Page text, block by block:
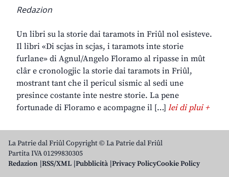
Redazion
Un libri su la storie dai taramots in Friûl nol esisteve.
Il libri «Di scjas in scjas, i taramots inte storie
furlane» di Agnul/Angelo Floramo al ripasse in mût
clâr e cronologjic la storie dai taramots in Friûl,
mostrant tant che il pericul sismic al sedi une
presince costante inte nestre storie. La pene
fortunade di Floramo e acompagne il […] lei di plui +
La Patrie dal Friûl Copyright © La Patrie dal Friûl
Partita IVA 01299830305
Redazion RSS/XML Pubblicità Privacy PolicyCookie Policy